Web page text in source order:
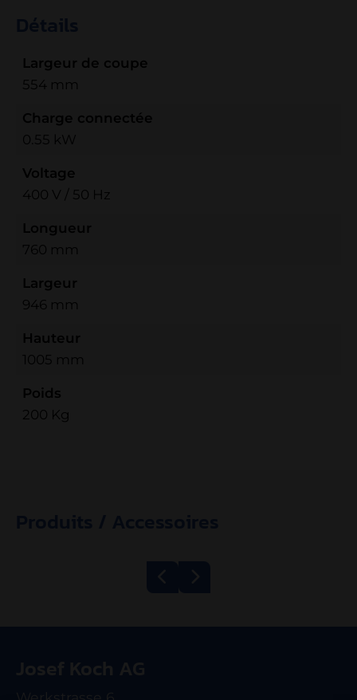
Largeur de coupe
554 mm
Charge connectée
0.55 kW
Voltage
400 V / 50 Hz
Longueur
760 mm
Largeur
946 mm
Hauteur
1005 mm
Poids
200 Kg